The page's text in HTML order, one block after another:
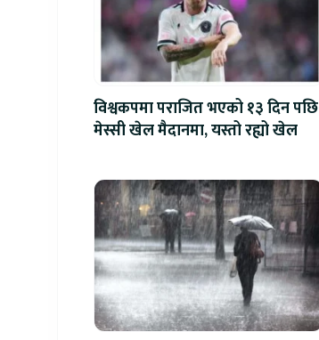
विश्वकपमा पराजित भएको १३ दिन पछि
मेस्सी खेल मैदानमा, यस्तो रह्यो खेल